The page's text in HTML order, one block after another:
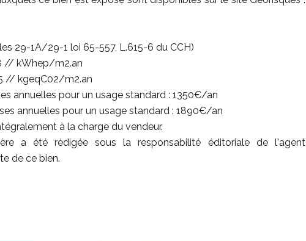
29-1A/29-1 loi 65-557, L.615-6 du CCH)
// kWhep/m2.an
// kgeqC02/m2.an
annuelles pour un usage standard : 1350€/an
annuelles pour un usage standard : 1890€/an
à la charge du vendeur.
a été rédigée sous la responsabilité éditoriale de l'agent
de ce bien.